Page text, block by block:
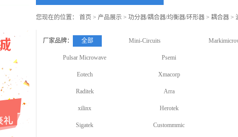
您现在的位置： 首页 > 产品展示 > 功分器/耦合器/均衡器/环形器 > 耦合器 >
厂家品牌： 全部 Mini-Circuits
Pulsar Microwave Psemi
Eotech Xmacorp
Raditek Arra
xilinx Herotek
Sigatek Custommmic